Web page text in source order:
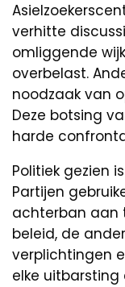
verhitte
omliggende
overbelast.
noodzaak van
Deze botsing
harde
Politiek gezien
Partijen
achterban aan
beleid, de
verplichtingen
elke